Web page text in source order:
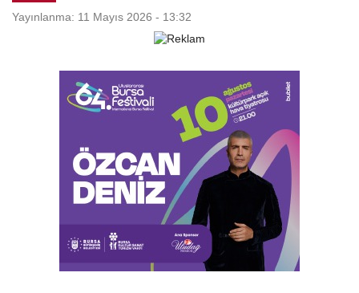
Yayınlanma: 11 Mayıs 2026 - 13:32